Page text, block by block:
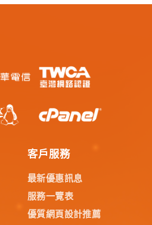
客戶服務
最新優惠訊息
服務一覽表
優質網頁設計推薦